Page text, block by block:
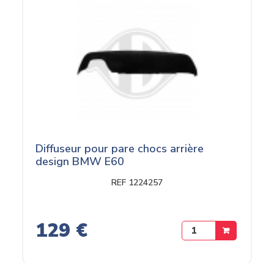
Diffuseur pour pare chocs arrière
design BMW E60
REF 1224257
129 €